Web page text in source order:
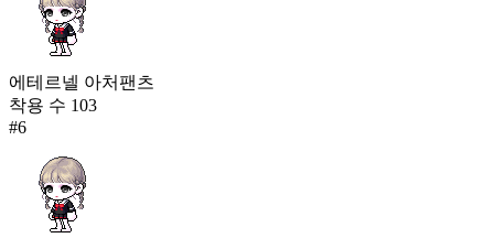
에테르넬 아처팬츠
착용 수 103
#6